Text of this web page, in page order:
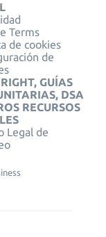
Terms
de cookies
de
GUÍAS
DSA
RECURSOS
Legal de